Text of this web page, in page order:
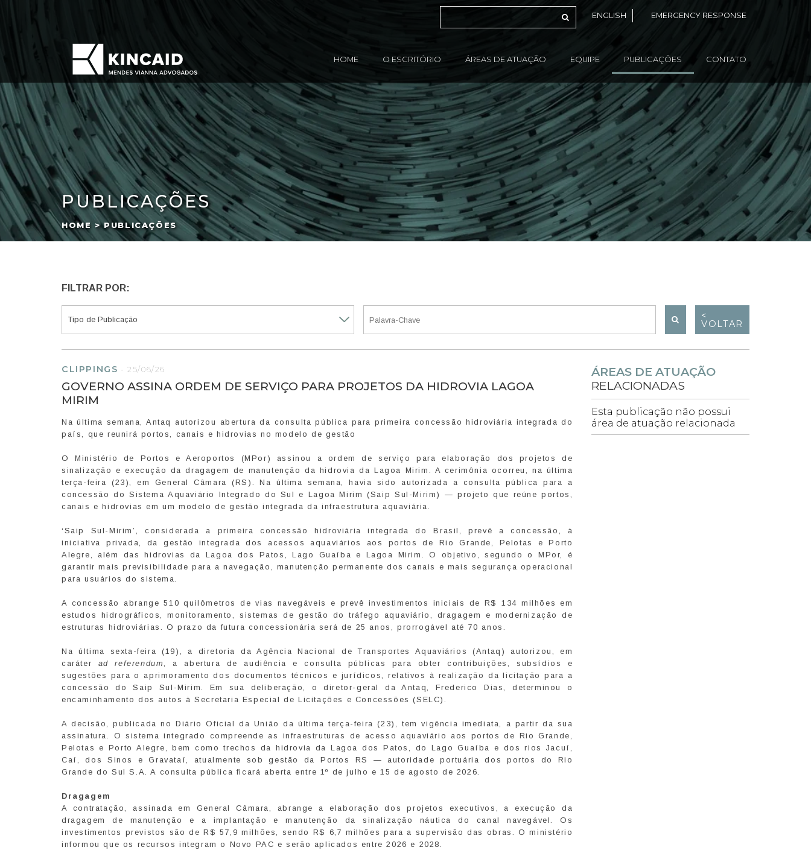
ENGLISH EMERGENCY RESPONSE
HOME O ESCRITÓRIO ÁREAS DE ATUAÇÃO EQUIPE PUBLICAÇÕES CONTATO
PUBLICAÇÕES
HOME > PUBLICAÇÕES
FILTRAR POR:
<
VOLTAR
CLIPPINGS -25/06/26
GOVERNO ASSINA ORDEM DE SERVIÇO PARA PROJETOS DA HIDROVIA LAGOA
MIRIM
Na última semana, Antaq autorizou abertura da consulta pública para primeira concessão hidroviária integrada do
país, que reunirá portos, canais e hidrovias no modelo de gestão
O Ministério de Portos e Aeroportos (MPor) assinou a ordem de serviço para elaboração dos projetos de
sinalização e execução da dragagem de manutenção da hidrovia da Lagoa Mirim. A cerimônia ocorreu, na última
terça-feira (23), em General Câmara (RS). Na última semana, havia sido autorizada a consulta pública para a
concessão do Sistema Aquaviário Integrado do Sul e Lagoa Mirim (Saip Sul-Mirim) — projeto que reúne portos,
canais e hidrovias em um modelo de gestão integrada da infraestrutura aquaviária.
‘Saip Sul-Mirim’, considerada a primeira concessão hidroviária integrada do Brasil, prevê a concessão, à
iniciativa privada, da gestão integrada dos acessos aquaviários aos portos de Rio Grande, Pelotas e Porto
Alegre, além das hidrovias da Lagoa dos Patos, Lago Guaíba e Lagoa Mirim. O objetivo, segundo o MPor, é
garantir mais previsibilidade para a navegação, manutenção permanente dos canais e mais segurança operacional
para usuários do sistema.
A concessão abrange 510 quilômetros de vias navegáveis e prevê investimentos iniciais de R$ 134 milhões em
estudos hidrográficos, monitoramento, sistemas de gestão do tráfego aquaviário, dragagem e modernização de
estruturas hidroviárias. O prazo da futura concessionária será de 25 anos, prorrogável até 70 anos.
Na última sexta-feira (19), a diretoria da Agência Nacional de Transportes Aquaviários (Antaq) autorizou, em
caráter ad referendum, a abertura de audiência e consulta públicas para obter contribuições, subsídios e
sugestões para o aprimoramento dos documentos técnicos e jurídicos, relativos à realização da licitação para a
concessão do Saip Sul-Mirim. Em sua deliberação, o diretor-geral da Antaq, Frederico Dias, determinou o
encaminhamento dos autos à Secretaria Especial de Licitações e Concessões (SELC).
A decisão, publicada no Diário Oficial da União da última terça-feira (23), tem vigência imediata, a partir da sua
assinatura. O sistema integrado compreende as infraestruturas de acesso aquaviário aos portos de Rio Grande,
Pelotas e Porto Alegre, bem como trechos da hidrovia da Lagoa dos Patos, do Lago Guaíba e dos rios Jacuí,
Caí, dos Sinos e Gravataí, atualmente sob gestão da Portos RS — autoridade portuária dos portos do Rio
Grande do Sul S.A. A consulta pública ficará aberta entre 1º de julho e 15 de agosto de 2026.
Dragagem
A contratação, assinada em General Câmara, abrange a elaboração dos projetos executivos, a execução da
dragagem de manutenção e a implantação e manutenção da sinalização náutica do canal navegável. Os
investimentos previstos são de R$ 57,9 milhões, sendo R$ 6,7 milhões para a supervisão das obras. O ministério
informou que os recursos integram o Novo PAC e serão aplicados entre 2026 e 2028.
ÁREAS DE ATUAÇÃO
RELACIONADAS
Esta publicação não possui
área de atuação relacionada